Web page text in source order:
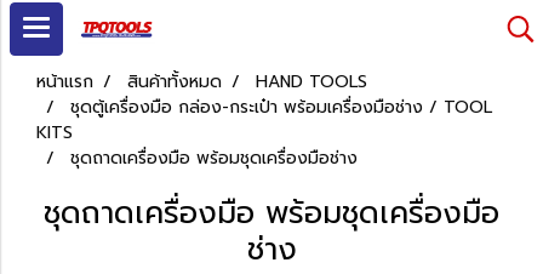
หน้าแรก สินค้าทั้งหมด
HAND TOOLS
ชุดตู้เครื่องมือ กล่อง-กระเป๋า พร้อมเครื่องมือช่าง / TOOL
KITS
ชุดถาดเครื่องมือ พร้อมชุดเครื่องมือช่าง
ชุดถาดเครื่องมือ พร้อมชุดเครื่องมือ
ช่าง